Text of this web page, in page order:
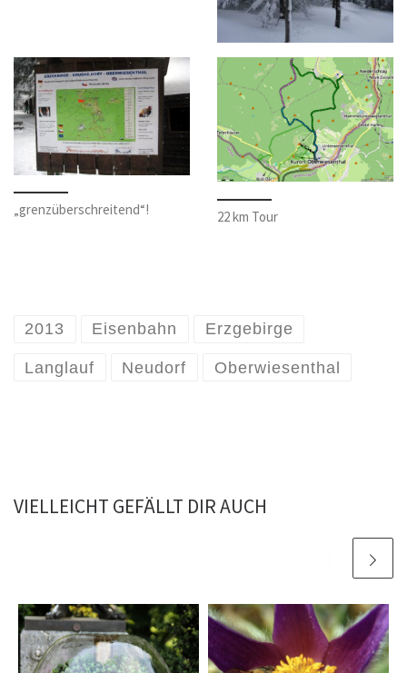
„grenzüberschreitend“! 22 km Tour
2013 Eisenbahn Erzgebirge
Langlauf Neudorf Oberwiesenthal
VIELLEICHT GEFÄLLT DIR AUCH